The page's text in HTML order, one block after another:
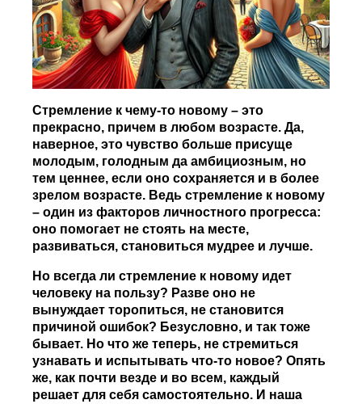
Стремление к чему-то новому – это
прекрасно, причем в любом возрасте. Да,
наверное, это чувство больше присуще
молодым, голодным да амбициозным, но
тем ценнее, если оно сохраняется и в более
зрелом возрасте. Ведь стремление к новому
– один из факторов личностного прогресса:
оно помогает не стоять на месте,
развиваться, становиться мудрее и лучше.
Но всегда ли стремление к новому идет
человеку на пользу? Разве оно не
вынуждает торопиться, не становится
причиной ошибок? Безусловно, и так тоже
бывает. Но что же теперь, не стремиться
узнавать и испытывать что-то новое? Опять
же, как почти везде и во всем, каждый
решает для себя самостоятельно. И наша